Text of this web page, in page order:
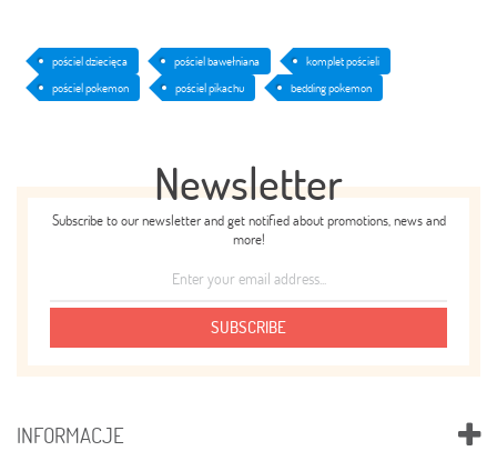
pościel dziecięca pościel bawełniana
komplet pościeli
pościel pokemon
pościel pikachu bedding pokemon
Newsletter
Subscribe to our newsletter and get notified about promotions, news and
more!
SUBSCRIBE
INFORMACJE